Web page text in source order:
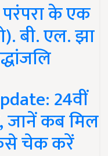
के एक
बी. एल. झा
24वीं
जानें कब मिल
चेक करें